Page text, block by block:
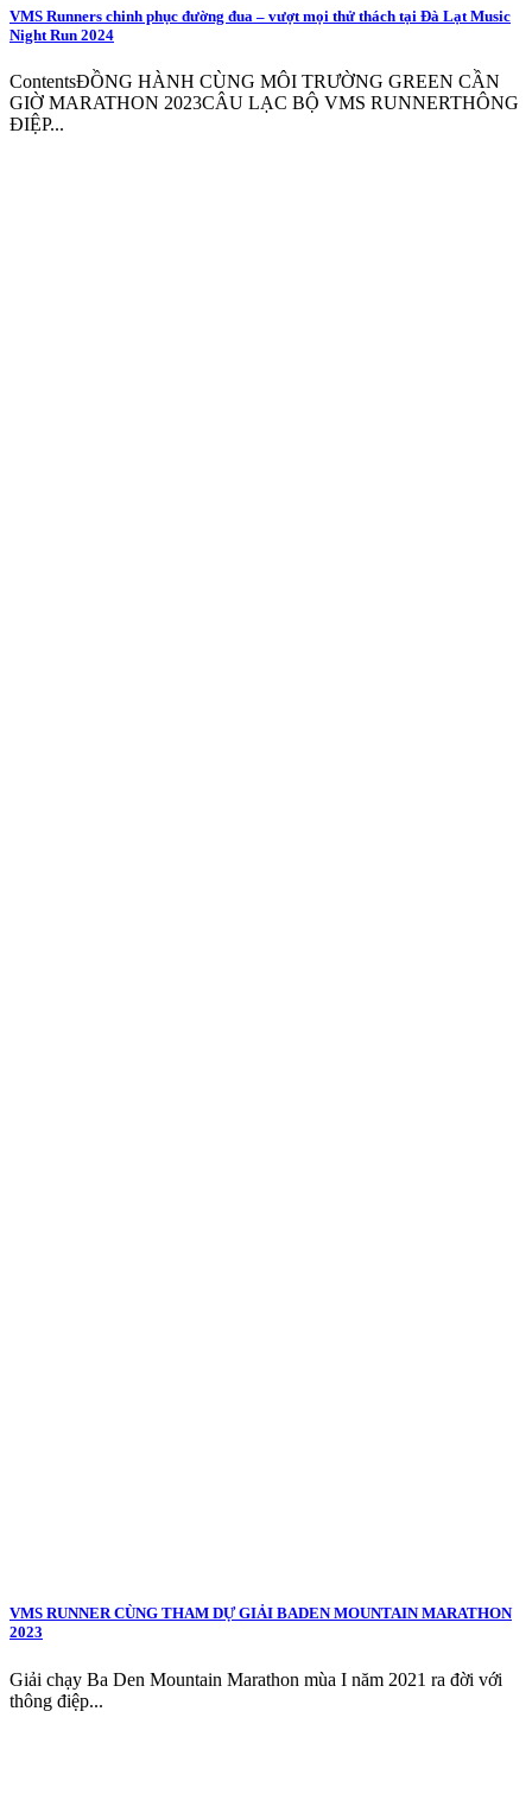
VMS Runners chinh phục đường đua – vượt mọi thử thách tại Đà Lạt Music
Night Run 2024
ContentsĐỒNG HÀNH CÙNG MÔI TRƯỜNG GREEN CẦN
GIỜ MARATHON 2023CÂU LẠC BỘ VMS RUNNERTHÔNG
ĐIỆP...
VMS RUNNER CÙNG THAM DỰ GIẢI BADEN MOUNTAIN MARATHON
2023
Giải chạy Ba Den Mountain Marathon mùa I năm 2021 ra đời với
thông điệp...